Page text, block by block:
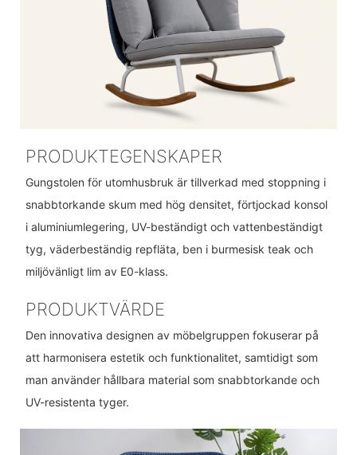
PRODUKTEGENSKAPER
Gungstolen för utomhusbruk är tillverkad med stoppning i
snabbtorkande skum med hög densitet, förtjockad konsol
i aluminiumlegering, UV-beständigt och vattenbeständigt
tyg, väderbeständig repfläta, ben i burmesisk teak och
miljövänligt lim av E0-klass.
PRODUKTVÄRDE
Den innovativa designen av möbelgruppen fokuserar på
att harmonisera estetik och funktionalitet, samtidigt som
man använder hållbara material som snabbtorkande och
UV-resistenta tyger.